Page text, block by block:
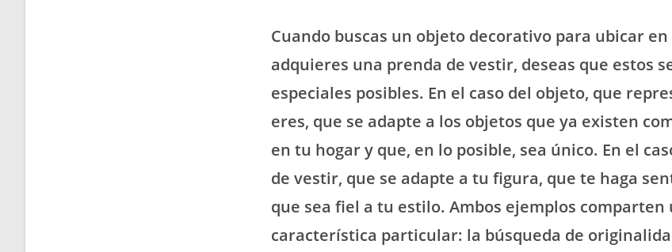
Cuando buscas un objeto decorativo para ubicar
adquieres una prenda de vestir, deseas que estos
especiales posibles. En el caso del objeto, que
eres, que se adapte a los objetos que ya existen
en tu hogar y que, en lo posible, sea único. En el
de vestir, que se adapte a tu figura, que te haga
que sea fiel a tu estilo. Ambos ejemplos comparten
característica particular: la búsqueda de